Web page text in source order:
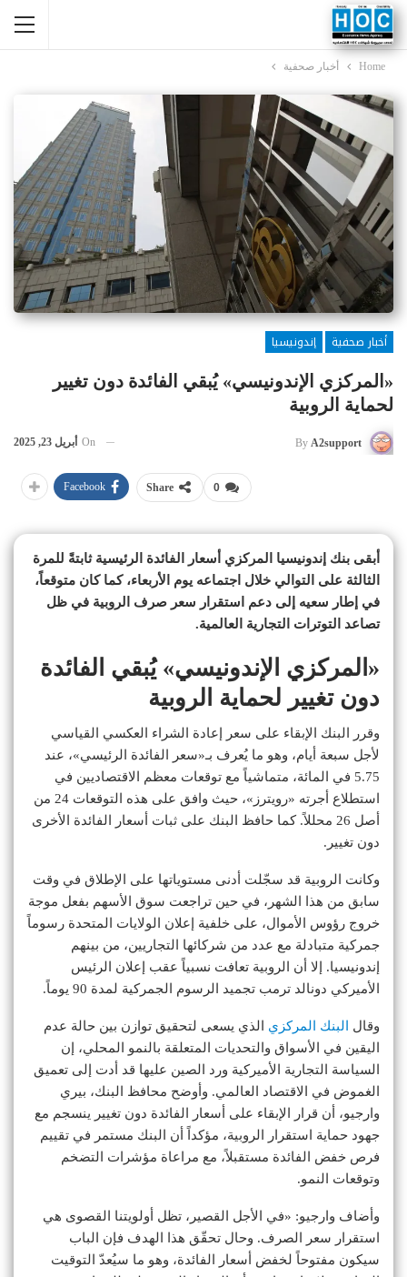
Home أخبار صحفية
أخبار صحفية
إندونيسيا
«المركزي الإندونيسي» يُبقي الفائدة دون تغيير
لحماية الروبية
By A2support
On أبريل 23, 2025
0
Share
Facebook
أبقى بنك إندونيسيا المركزي أسعار الفائدة الرئيسية ثابتةً للمرة
الثالثة على التوالي خلال اجتماعه يوم الأربعاء، كما كان متوقعاً،
في إطار سعيه إلى دعم استقرار سعر صرف الروبية في ظل
تصاعد التوترات التجارية العالمية.
«المركزي الإندونيسي» يُبقي الفائدة
دون تغيير لحماية الروبية
وقرر البنك الإبقاء على سعر إعادة الشراء العكسي القياسي
لأجل سبعة أيام، وهو ما يُعرف بـ«سعر الفائدة الرئيسي»، عند
5.75 في المائة، متماشياً مع توقعات معظم الاقتصاديين في
استطلاع أجرته «رويترز»، حيث وافق على هذه التوقعات 24 من
أصل 26 محللاً. كما حافظ البنك على ثبات أسعار الفائدة الأخرى
دون تغيير.
وكانت الروبية قد سجّلت أدنى مستوياتها على الإطلاق في وقت
سابق من هذا الشهر، في حين تراجعت سوق الأسهم بفعل موجة
خروج رؤوس الأموال، على خلفية إعلان الولايات المتحدة رسوماً
جمركية متبادلة مع عدد من شركائها التجاريين، من بينهم
إندونيسيا. إلا أن الروبية تعافت نسبياً عقب إعلان الرئيس
الأميركي دونالد ترمب تجميد الرسوم الجمركية لمدة 90 يوماً.
وقال البنك المركزي الذي يسعى لتحقيق توازن بين حالة عدم
اليقين في الأسواق والتحديات المتعلقة بالنمو المحلي، إن
السياسة التجارية الأميركية ورد الصين عليها قد أدت إلى تعميق
الغموض في الاقتصاد العالمي. وأوضح محافظ البنك، بيري
وارجيو، أن قرار الإبقاء على أسعار الفائدة دون تغيير ينسجم مع
جهود حماية استقرار الروبية، مؤكداً أن البنك مستمر في تقييم
فرص خفض الفائدة مستقبلاً، مع مراعاة مؤشرات التضخم
وتوقعات النمو.
وأضاف وارجيو: «في الأجل القصير، تظل أولويتنا القصوى هي
استقرار سعر الصرف. وحال تحقّق هذا الهدف فإن الباب
سيكون مفتوحاً لخفض أسعار الفائدة، وهو ما سيُعدّ التوقيت